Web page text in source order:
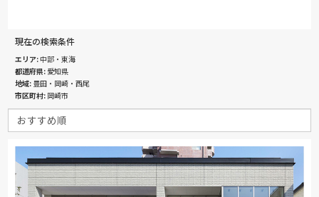
現在の検索条件
エリア 中部・東海
都道府県 愛知県
地域 豊田・岡崎・西尾
市区町村 岡崎市